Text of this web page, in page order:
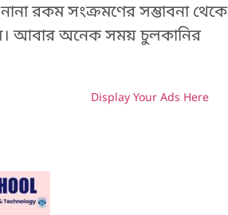
রকম সংক্রমণের সম্ভাবনা থেকে
আবার অনেক সময় চুলকানির
Display Your Ads Here